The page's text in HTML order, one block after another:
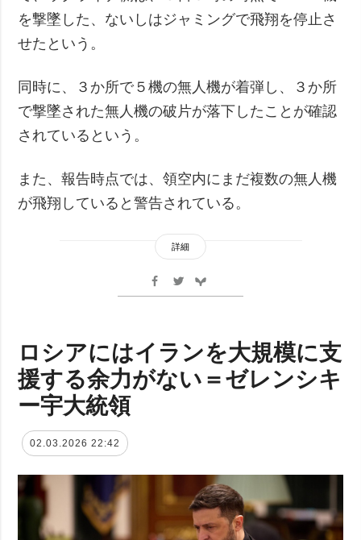
を撃墜した、ないしはジャミングで飛翔を停止さ
せたという。
同時に、３か所で５機の無人機が着弾し、３か所
で撃墜された無人機の破片が落下したことが確認
されているという。
また、報告時点では、領空内にまだ複数の無人機
が飛翔していると警告されている。
詳細
ロシアにはイランを大規模に支
援する余力がない＝ゼレンシキ
ー宇大統領
02.03.2026 22:42